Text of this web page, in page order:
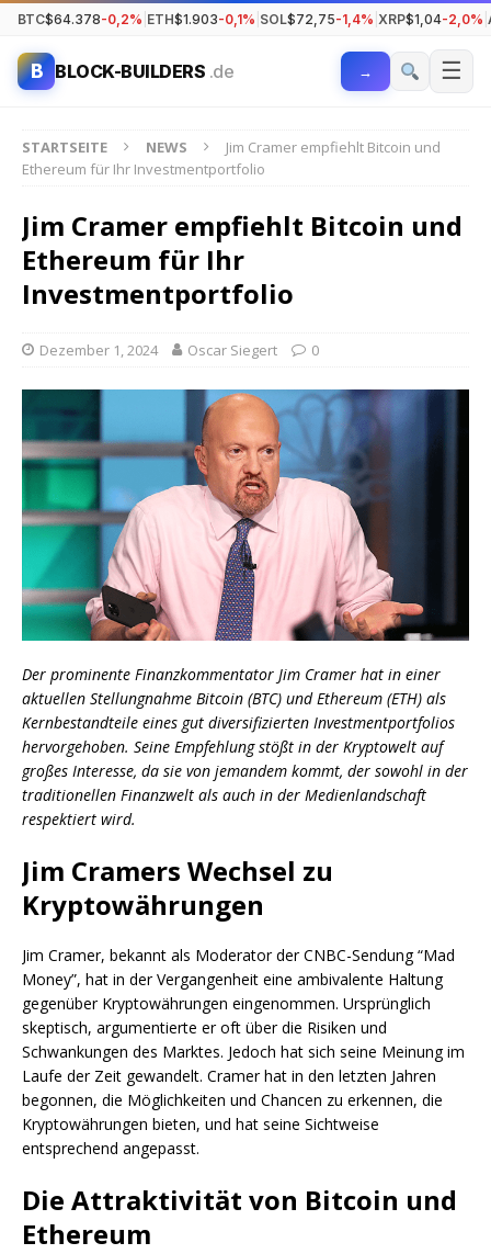
BTC$64.378-0,2% ETH$1.903-0,1% SOL$72,75-1,4% XRP$1,04-2,0%
B BLOCK-BUILDERS .de → ☰
STARTSEITE NEWS
Jim Cramer empfiehlt Bitcoin und
Ethereum für Ihr Investmentportfolio
Jim Cramer empfiehlt Bitcoin und
Ethereum für Ihr
Investmentportfolio
Dezember 1, 2024 Oscar Siegert 0
Der prominente Finanzkommentator Jim Cramer hat in einer
aktuellen Stellungnahme Bitcoin (BTC) und Ethereum (ETH) als
Kernbestandteile eines gut diversifizierten Investmentportfolios
hervorgehoben. Seine Empfehlung stößt in der Kryptowelt auf
großes Interesse, da sie von jemandem kommt, der sowohl in der
traditionellen Finanzwelt als auch in der Medienlandschaft
respektiert wird.
Jim Cramers Wechsel zu
Kryptowährungen
Jim Cramer, bekannt als Moderator der CNBC-Sendung “Mad
Money”, hat in der Vergangenheit eine ambivalente Haltung
gegenüber Kryptowährungen eingenommen. Ursprünglich
skeptisch, argumentierte er oft über die Risiken und
Schwankungen des Marktes. Jedoch hat sich seine Meinung im
Laufe der Zeit gewandelt. Cramer hat in den letzten Jahren
begonnen, die Möglichkeiten und Chancen zu erkennen, die
Kryptowährungen bieten, und hat seine Sichtweise
entsprechend angepasst.
Die Attraktivität von Bitcoin und
Ethereum